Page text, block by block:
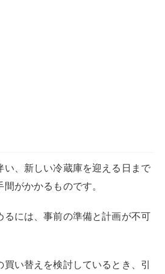
い、新しい冷蔵庫を迎える日まで
がかかるものです。
るには、事前の準備と計画が不可
い替えを検討しているとき、引